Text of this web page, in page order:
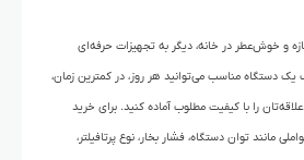
و خوش‌عطر در خانه، دیگر به تجهیزات حرفه‌ای
دستگاه مناسب می‌توانید هر روز، در کمترین زمان،
را با کیفیت مطلوب آماده کنید. برای خرید
مانند توان دستگاه، فشار بخار، نوع پرتافیلتر،